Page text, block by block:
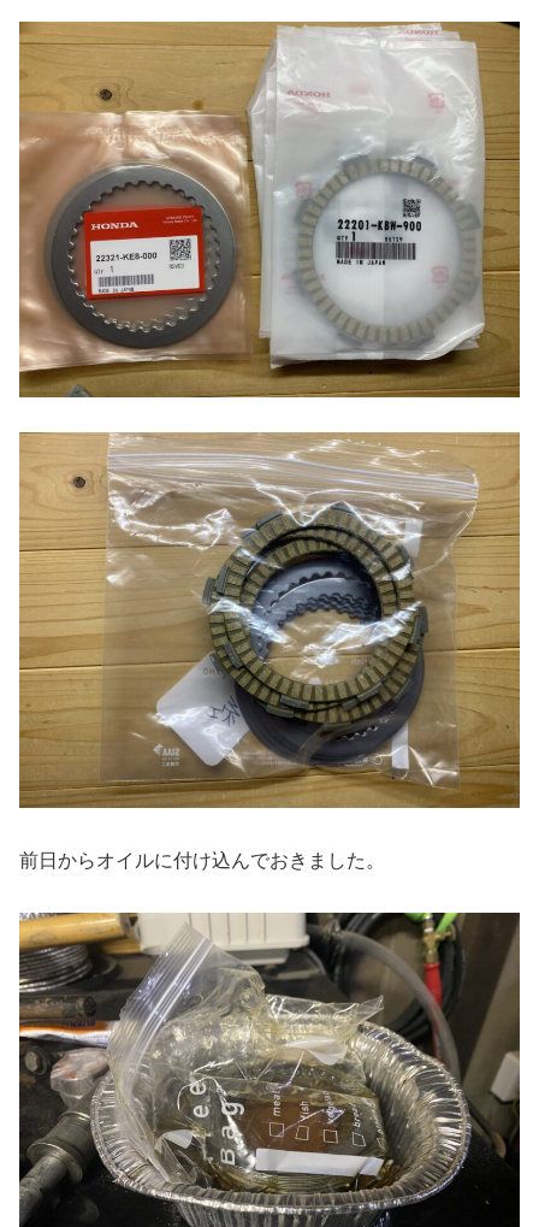
前日からオイルに付け込んでおきました。